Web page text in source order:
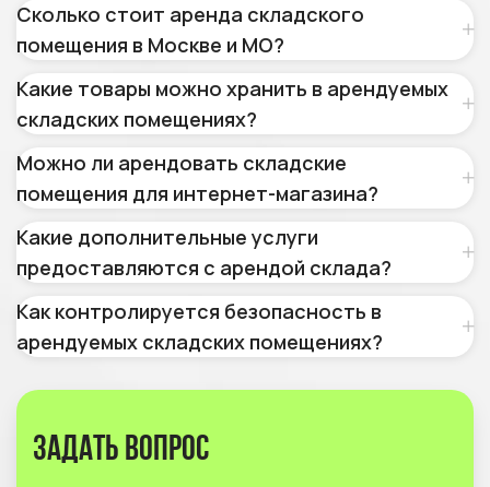
Сколько стоит аренда складского
помещения в Москве и МО?
Какие товары можно хранить в арендуемых
складских помещениях?
Можно ли арендовать складские
помещения для интернет-магазина?
Какие дополнительные услуги
предоставляются с арендой склада?
Как контролируется безопасность в
арендуемых складских помещениях?
Задать вопрос